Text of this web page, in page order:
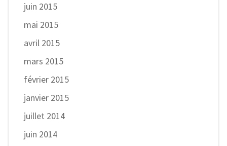
juin 2015
mai 2015
avril 2015
mars 2015
février 2015
janvier 2015
juillet 2014
juin 2014